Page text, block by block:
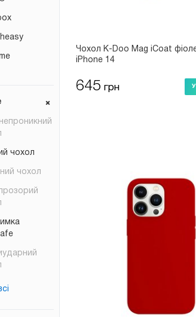
чохол
чохол
Чохол K-Doo Mag iCoat
iPhone 14
645 грн